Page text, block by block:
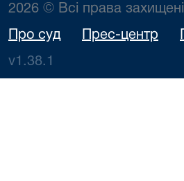
2026 © Всі права захищені
Про суд Прес-центр
v1.38.1